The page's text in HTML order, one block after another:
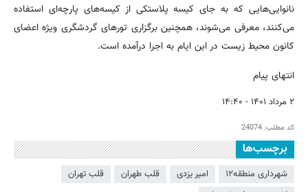
نانوایی‌هایی که به جای کیسه پلاستکی از کیسه‌های پارچه‌ای استفاده
می‌کنند، معرفی می‌شوند، همچنین برگزاری تورهای گردشگری ویژه اعضای
کانون محیط زیست در این ایام به اجرا درآمده است.
انتهای پیام
۲ مرداد ۱۴۰۱ - ۱۴:۴۰
کد مطلب: 24074
برچسب‌ها
شهرداری منطقه۱۲ امیر یزدی قلب طهران
قلب تهران